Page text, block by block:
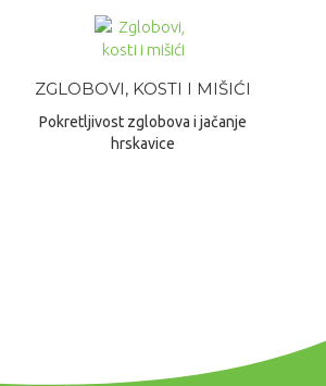
ZGLOBOVI, KOSTI I MIŠIĆI
Pokretljivost zglobova i jačanje
hrskavice